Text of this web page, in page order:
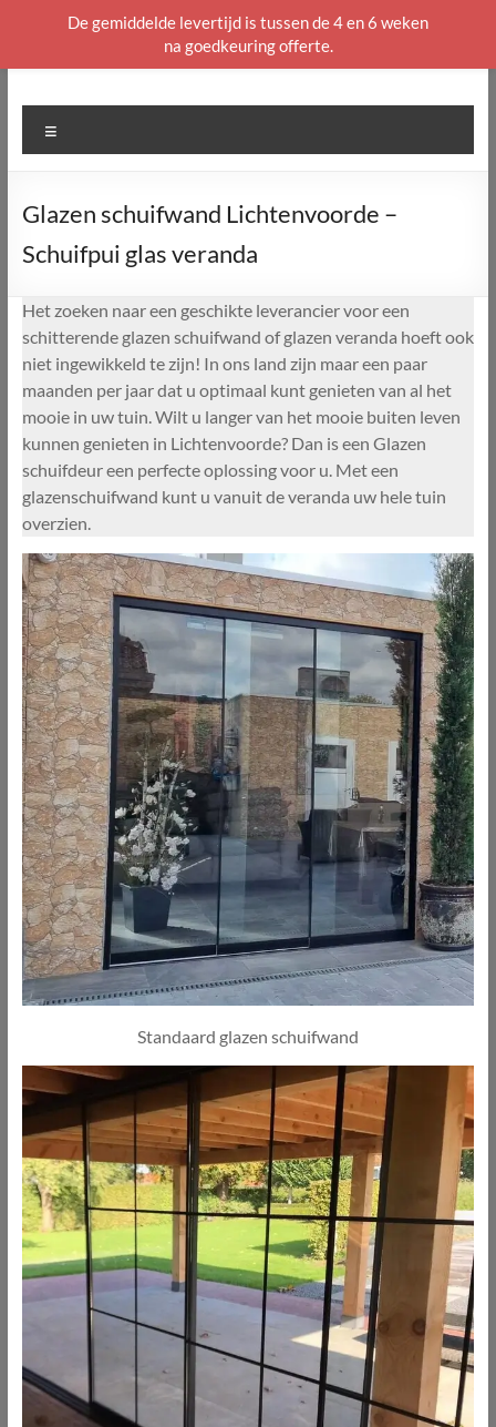
naar
Glazen schuifwand Lichtenvoorde –
Schuifpui glas veranda
Het zoeken naar een geschikte leverancier voor een
schitterende glazen schuifwand of glazen veranda hoeft ook
niet ingewikkeld te zijn! In ons land zijn maar een paar
maanden per jaar dat u optimaal kunt genieten van al het
mooie in uw tuin. Wilt u langer van het mooie buiten leven
kunnen genieten in Lichtenvoorde? Dan is een Glazen
schuifdeur een perfecte oplossing voor u. Met een
glazenschuifwand kunt u vanuit de veranda uw hele tuin
overzien.
Standaard glazen schuifwand
De gemiddelde levertijd is tussen de 4 en 6 weken
na goedkeuring offerte.